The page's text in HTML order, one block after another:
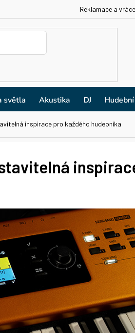
Reklamace a
světla Akustika DJ
inspirace pro každého hudebníka